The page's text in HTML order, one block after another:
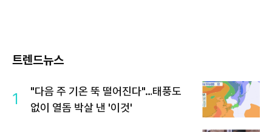
트렌드뉴스
1
"다음 주 기온 뚝 떨어진다"…태풍도
없이 열돔 박살 낸 '이것'